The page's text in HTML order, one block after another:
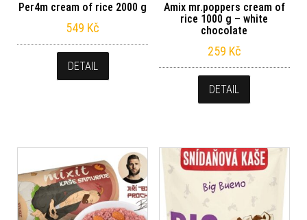
Per4m cream of rice 2000 g
549 Kč
DETAIL
Amix mr.poppers cream of
rice 1000 g – white
chocolate
259 Kč
DETAIL